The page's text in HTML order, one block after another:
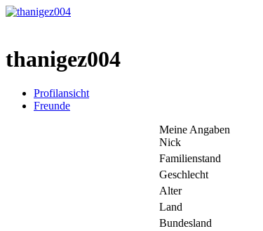
thanigez004
Profilansicht
Freunde
Meine Angaben
Nick
Familienstand
Geschlecht
Alter
Land
Bundesland